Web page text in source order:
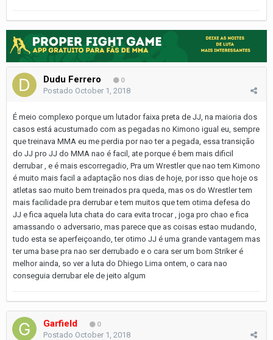
Dudu Ferrero 0
Postado October 1, 2018
É meio complexo porque um lutador faixa preta de JJ, na maioria dos
casos está acustumado com as pegadas no Kimono igual eu, sempre
que treinava MMA eu me perdia por nao ter a pegada, essa transição
do JJ pro JJ do MMA nao é facil, ate porque é bem mais dificil
derrubar , e é mais escorregadio, Pra um Wrestler que nao tem Kimono
é muito mais facil a adaptação nos dias de hoje, por isso que hoje os
atletas sao muito bem treinados pra queda, mas os do Wrestler tem
mais facilidade pra derrubar e tem muitos que tem otima defesa do
JJ e fica aquela luta chata do cara evita trocar , joga pro chao e fica
amassando o adversario, mas parece que as coisas estao mudando,
tudo esta se aperfeiçoando, ter otimo JJ é uma grande vantagem mas
ter uma base pra nao ser derrubado e o cara ser um bom Striker é
melhor ainda, so ver a luta do Dhiego Lima ontem, o cara nao
conseguia derrubar ele de jeito algum
Garfield 0
Postado October 1, 2018